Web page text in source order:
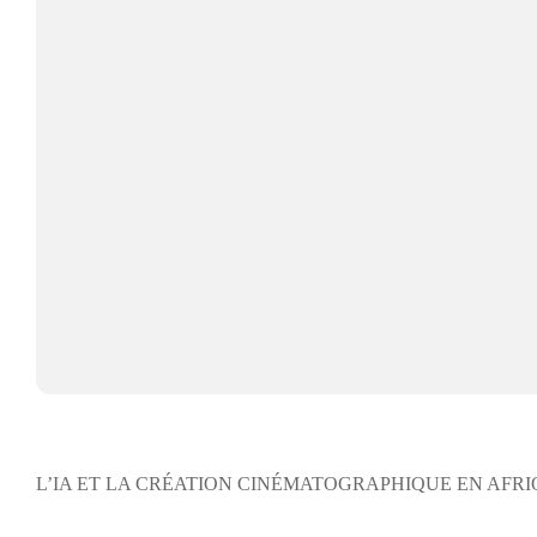
L’IA ET LA CRÉATION CINÉMATOGRAPHIQUE EN